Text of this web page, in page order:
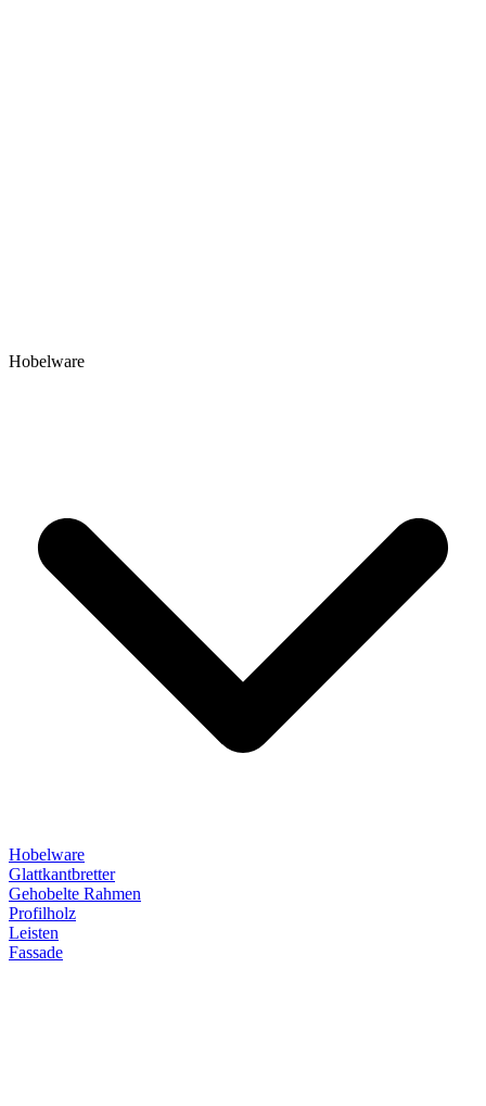
Hobelware
Hobelware
Glattkantbretter
Gehobelte Rahmen
Profilholz
Leisten
Fassade